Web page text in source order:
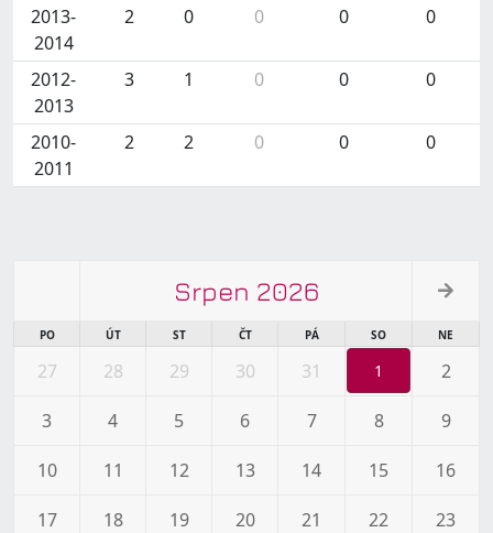
2013-
2014
2 0 0 0 0
2012-
2013
3 1 0 0 0
2010-
2011
2 2 0 0 0
Srpen 2026
PO ÚT ST ČT PÁ SO NE
27 28 29 30 31 1 2
3 4 5 6 7 8 9
10 11 12 13 14 15 16
17 18 19 20 21 22 23